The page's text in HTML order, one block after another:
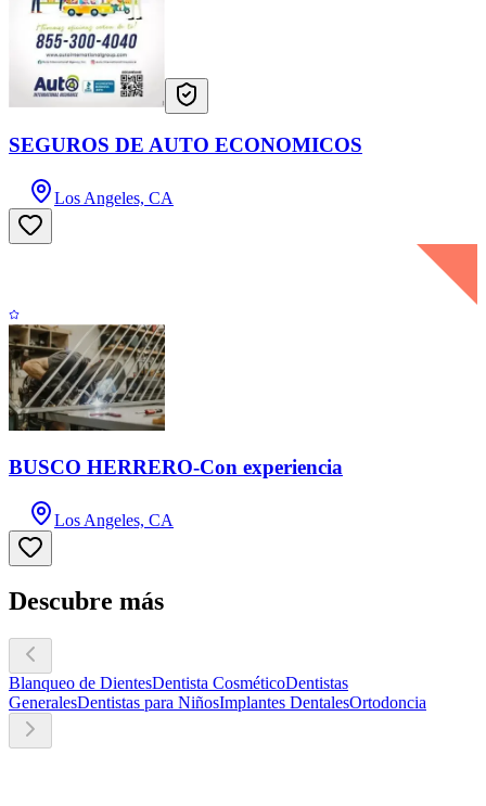
SEGUROS DE AUTO ECONOMICOS
Los Angeles, CA
BUSCO HERRERO-Con experiencia
Los Angeles, CA
Descubre más
Blanqueo de DientesDentista CosméticoDentistas
GeneralesDentistas para NiñosImplantes DentalesOrtodoncia